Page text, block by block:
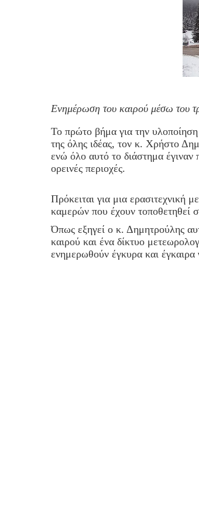
Ενημέρωση του καιρού μέσω του
Το πρώτο βήμα για την
της όλης ιδέας, τον κ. Χρήστο
ενώ όλο αυτό το διάστημα έγιναν
ορεινές περιοχές.
Πρόκειται για μια
καμερών που έχουν τοποθετηθεί
Όπως εξηγεί ο κ. Δημητρούλης
καιρού και ένα δίκτυο
ενημερωθούν έγκυρα και έγκαιρα